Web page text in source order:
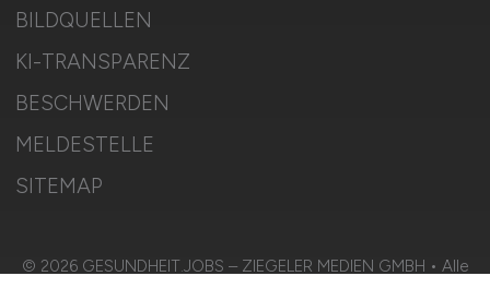
BILDQUELLEN
KI-TRANSPARENZ
BESCHWERDEN
MELDESTELLE
SITEMAP
© 2026 GESUNDHEIT.JOBS – ZIEGELER MEDIEN GMBH • Alle